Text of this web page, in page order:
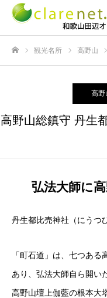
観光名所 高野山
高野
高野山総鎮守 丹生
弘法大師に
丹生都比売神社（にうつ
「町石道」は、七つあ
あり、弘法大師自ら開い
高野山壇上伽藍の根本大